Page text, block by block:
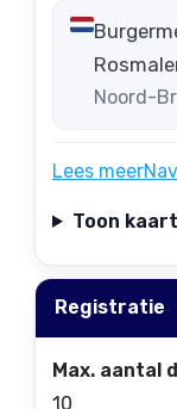
Noord-
Lees meer
Toon kaart
Registratie
Max. aantal
10